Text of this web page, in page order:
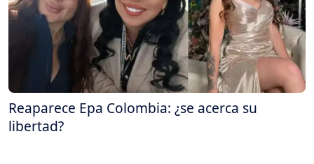
Reaparece Epa Colombia: ¿se acerca su
libertad?